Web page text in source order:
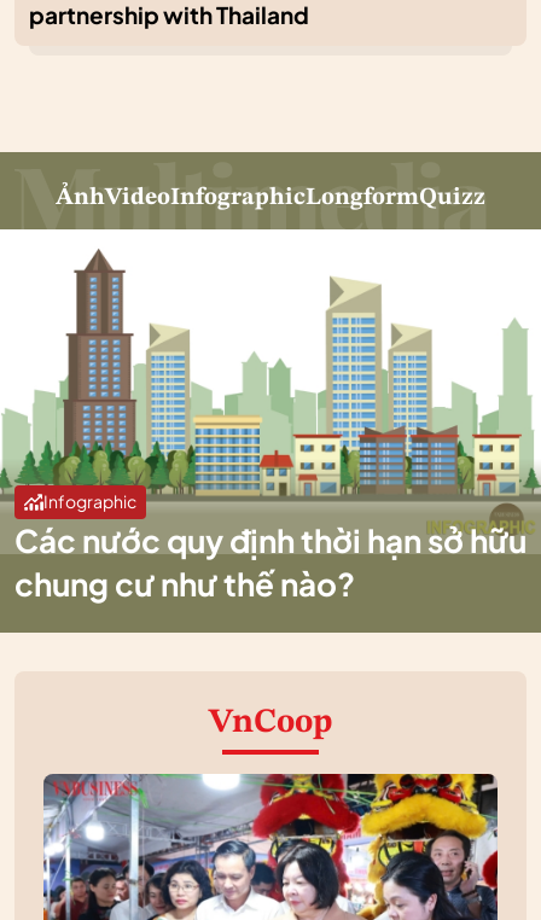
partnership with Thailand
ẢnhVideoInfographicLongformQuizz
Infographic
Các nước quy định thời hạn sở hữu
chung cư như thế nào?
VnCoop